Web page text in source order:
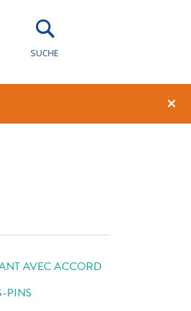
SUCHE
×
1 0
AVEC ACCORD
PINS